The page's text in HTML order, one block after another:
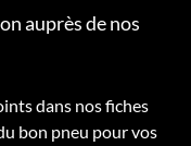
auprès de nos
dans nos fiches
bon pneu pour vos